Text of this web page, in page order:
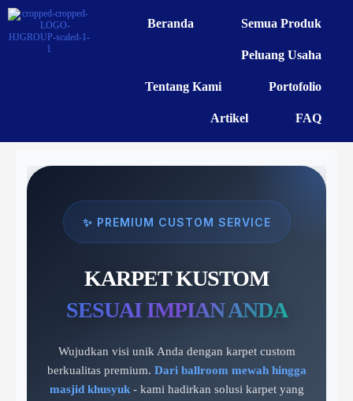
Beranda Semua Produk
Peluang Usaha
Tentang Kami Portofolio
Artikel FAQ
✨ PREMIUM CUSTOM SERVICE
KARPET KUSTOM
SESUAI IMPIAN ANDA
Wujudkan visi unik Anda dengan karpet custom
berkualitas premium. Dari ballroom mewah hingga
masjid khusyuk- kami hadirkan solusi karpet yang